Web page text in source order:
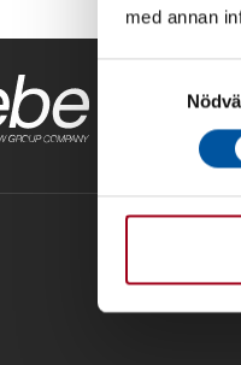
med annan